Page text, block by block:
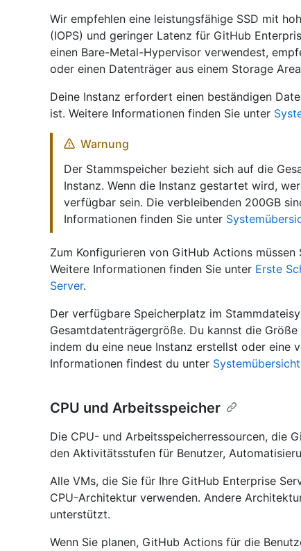
Wir empfehlen eine leistungsfähige SSD mit
(IOPS) und geringer Latenz für GitHub
einen Bare-Metal-Hypervisor verwendest,
oder einen Datenträger aus einem Storage
Deine Instanz erfordert einen beständigen
ist. Weitere Informationen finden Sie unter
Warnung
Der Stammspeicher bezieht sich auf die
Instanz. Wenn die Instanz gestartet wird,
verfügbar sein. Die verbleibenden 200GB
Informationen finden Sie unter
Zum Konfigurieren von GitHub Actions
Weitere Informationen finden Sie unter Erste
Server.
Der verfügbare Speicherplatz im
Gesamtdatenträgergröße. Du kannst die
indem du eine neue Instanz erstellst oder eine
Informationen findest du unter Systemübersicht
CPU und Arbeitsspeicher
Die CPU- und Arbeitsspeicherressourcen, die
den Aktivitätsstufen für Benutzer,
Alle VMs, die Sie für Ihre GitHub Enterprise
CPU-Architektur verwenden. Andere
unterstützt.
Wenn Sie planen, GitHub Actions für die